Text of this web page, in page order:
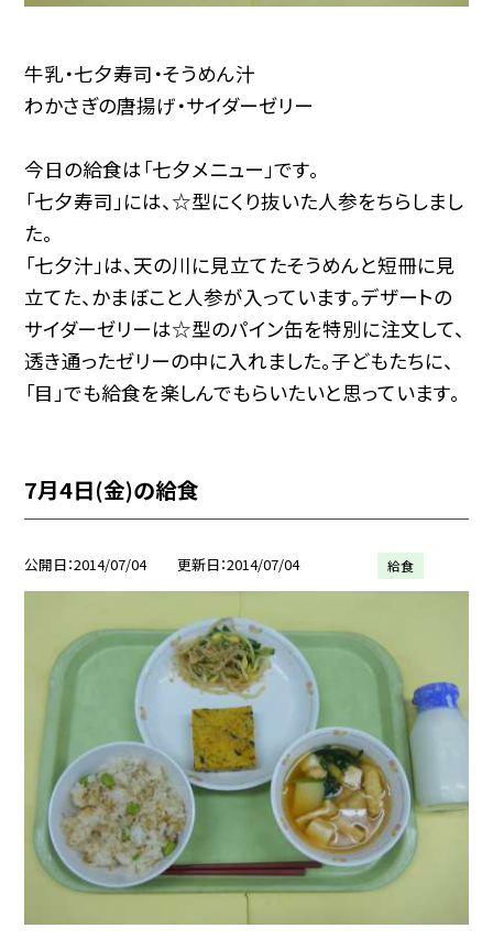
牛乳・七夕寿司・そうめん汁
わかさぎの唐揚げ・サイダーゼリー
今日の給食は「七夕メニュー」です。
「七夕寿司」には、☆型にくり抜いた人参をちらしまし
た。
「七夕汁」は、天の川に見立てたそうめんと短冊に見
立てた、かまぼこと人参が入っています。デザートの
サイダーゼリーは☆型のパイン缶を特別に注文して、
透き通ったゼリーの中に入れました。子どもたちに、
「目」でも給食を楽しんでもらいたいと思っています。
7月4日(金)の給食
公開日 2014/07/04 更新日 2014/07/04 給食